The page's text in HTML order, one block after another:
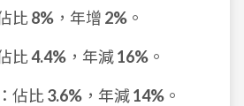
比8% ，年增 2% 。
比4.4% ，年減16% 。
：佔比3.6% ，年減14% 。